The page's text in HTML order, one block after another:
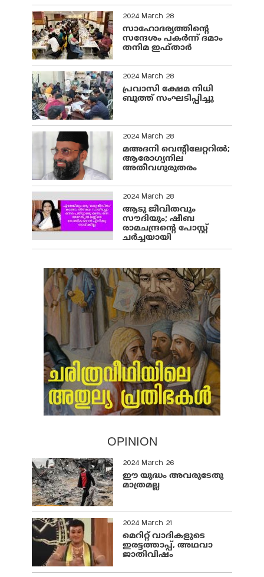
2024 March 28
സാഹോദര്യത്തിന്റെ
സന്ദേശം പകർന്ന് ദമാം
തനിമ ഇഫ്‌താർ
2024 March 28
പ്രവാസി ക്ഷേമ നിധി
ബൂത്ത് സംഘടിപ്പിച്ചു
2024 March 28
മഅദനി വെന്റിലേറ്ററിൽ;
ആരോഗ്യനില
അതീവഗുരുതരം
2024 March 28
ആടു ജീവിതവും
സൗദിയും; ഷീബ
രാമചന്ദ്രന്റെ പോസ്റ്റ്
ചര്‍ച്ചയായി
OPINION
2024 March 26
ഈ യുദ്ധം അവരുടേതു
മാത്രമല്ല
2024 March 21
മെറിറ്റ് വാദികളുടെ
ഇരട്ടത്താപ്പ്, അഥവാ
ജാതിവിഷം